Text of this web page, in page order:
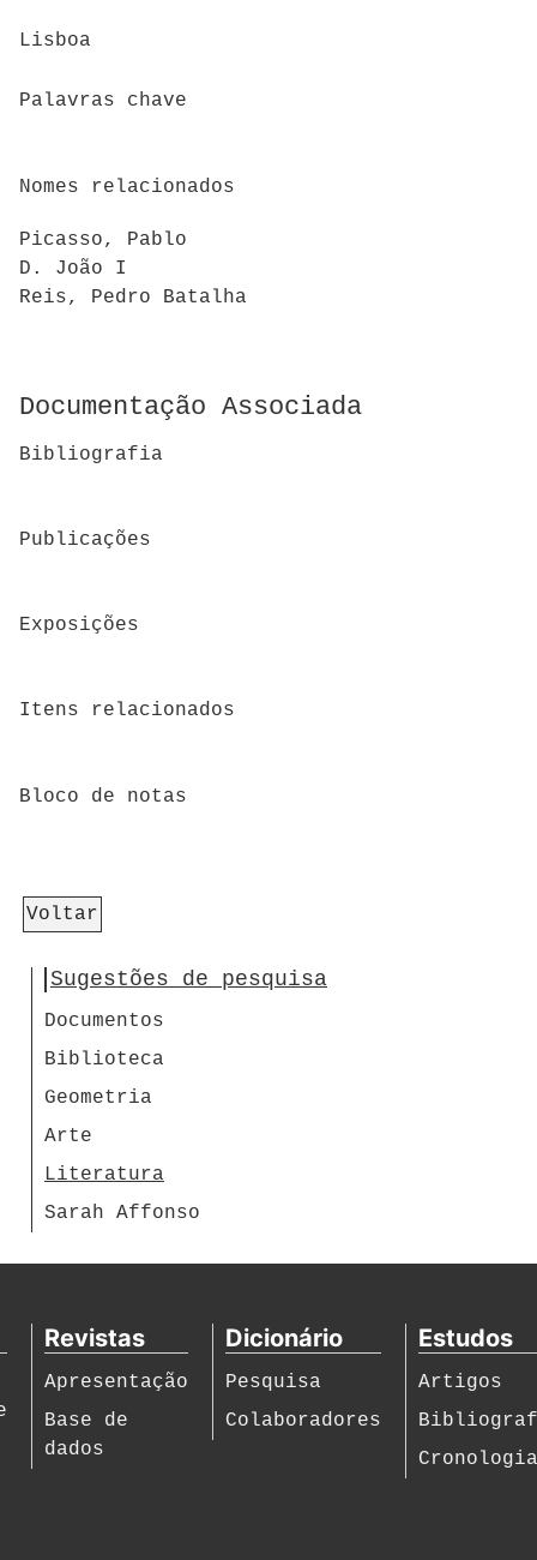
Lisboa
Palavras chave
Nomes relacionados
Picasso, Pablo
D. João I
Reis, Pedro Batalha
Documentação Associada
Bibliografia
Publicações
Exposições
Itens relacionados
Bloco de notas
Voltar
Sugestões de pesquisa
Documentos
Biblioteca
Geometria
Arte
Literatura
Sarah Affonso
Revistas
Apresentação
Base de
dados
Dicionário
Pesquisa
Colaboradores
Estudos
Artigos